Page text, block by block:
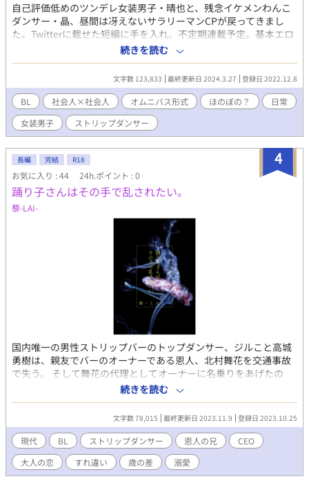
自己評価低めのツンデレ女装男子・晴也と、残念イケメンわんこ
ダンサー・晶、昼間は冴えないサラリーマンCPが戻ってきまし
た。Twitterに載せた短編に手を入れ、不定期連載予定。基本エロ
無しです。本編『夜は異世界で舞う』を未読でもお楽しみいただ
けるように構成します。 桜文鳥（晴也）と黒ラブラドール（晶）
の表紙絵は、ひらのかほる様
https://www.instagram.com/kaoru_hirano/ にお願いしました！
結構仲良くやっている2人のイメージで描いていただきました。あ
りがとうございます！ ※無断転載・自作発言等、ひらの様の著
作権を侵害する行為はおやめください※ ☆エブリスタにも連載し
ています。
続きを読む
文字数 123,833 最終更新日 2024.3.27 登録日 2022.12.8
BL 社会人×社会人 オムニバス形式 ほのぼの？
日常
女装男子
ストリップダンサー
4
長編 完結 R18
お気に入り : 44 24h.ポイント : 0
踊り子さんはその手で乱されたい。
藜-LAI-
国内唯一の男性ストリップバーのトップダンサー、ジルこと高城
勇樹は、親友でバーのオーナーである恩人、北村舞花を交通事故
で失う。 そして舞花の代理としてオーナーに名乗りをあげたの
は、舞花の兄である、別企業のCEOを務める亮司だった。 勇樹を
舞花の恋人だったと思い込んでいる様子の亮司だが、ある切っ掛
けでその関係に亀裂が入り…… 高城勇樹(32) ダンス講師 兼 スト
リップダンサー ちょっとミステリアスな爽やかイケメン 北村亮司
(40) 会社CEO 兼 ストリップバーオーナー 正統派でクールな色男
◆Rシーンは※、攻め視点は⭐︎をつけておきます。
続きを読む
文字数 78,015 最終更新日 2023.11.9 登録日 2023.10.25
現代 BL ストリップダンサー 恩人の兄
CEO
大人の恋
すれ違い 歳の差 溺愛